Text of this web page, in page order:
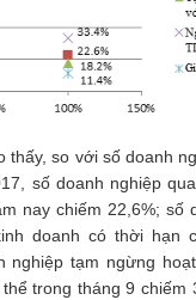
thấy, so với số doanh
số doanh nghiệp
nay chiếm 22,6%; số
doanh có thời hạn
nghiệp tạm ngừng
trong tháng 9 chiếm